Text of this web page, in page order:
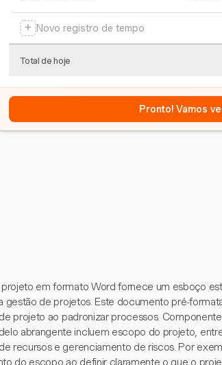
+ Novo registro de tempo
Total de hoje
Pronto! Vamos
em formato Word fornece um esboço
gestão de projetos. Este documento pré-
projeto ao padronizar processos.
abrangente incluem escopo do projeto,
recursos e gerenciamento de riscos. Por
do escopo ao definir claramente o que o